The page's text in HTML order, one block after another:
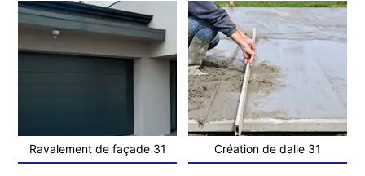
Ravalement de façade 31 Création de dalle 31